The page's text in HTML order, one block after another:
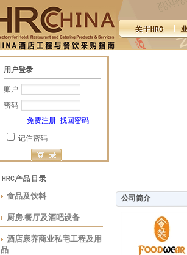
用户登录
账户
密码
免费注册 找回密码
记住密码
食品及饮料
厨房.餐厅及酒吧设备
酒店康养商业私宅工程及用
品
公司简介